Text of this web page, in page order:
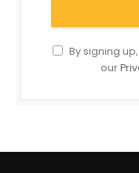
By signing
our